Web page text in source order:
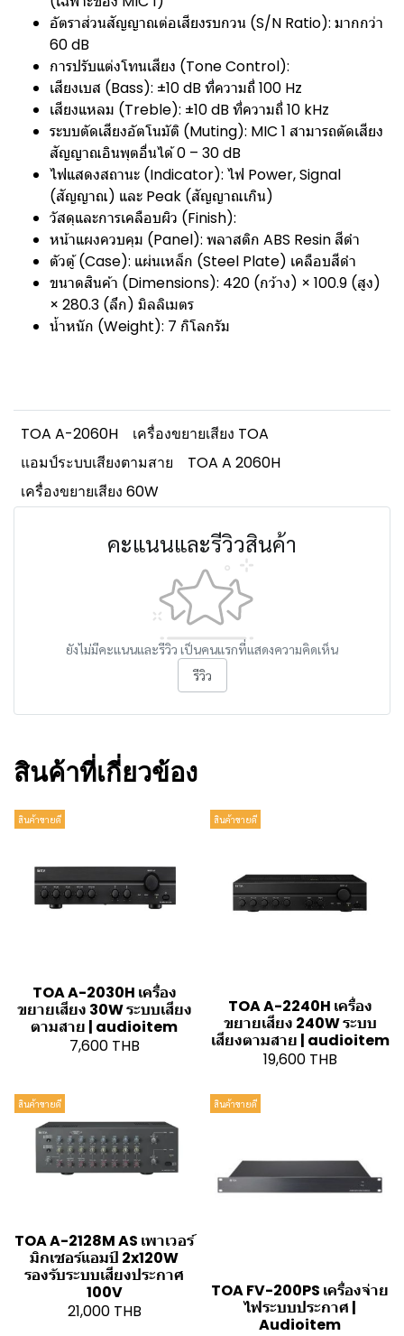
อัตราส่วนสัญญาณต่อเสียงรบกวน (S/N Ratio): มากกว่า
60 dB
การปรับแต่งโทนเสียง (Tone Control):
เสียงเบส (Bass): ±10 dB ที่ความถี่ 100 Hz
เสียงแหลม (Treble): ±10 dB ที่ความถี่ 10 kHz
ระบบตัดเสียงอัตโนมัติ (Muting): MIC 1 สามารถตัดเสียง
สัญญาณอินพุตอื่นได้ 0 – 30 dB
ไฟแสดงสถานะ (Indicator): ไฟ Power, Signal
(สัญญาณ) และ Peak (สัญญาณเกิน)
วัสดุและการเคลือบผิว (Finish):
หน้าแผงควบคุม (Panel): พลาสติก ABS Resin สีดำ
ตัวตู้ (Case): แผ่นเหล็ก (Steel Plate) เคลือบสีดำ
ขนาดสินค้า (Dimensions): 420 (กว้าง) × 100.9 (สูง)
× 280.3 (ลึก) มิลลิเมตร
น้ำหนัก (Weight): 7 กิโลกรัม
TOA A-2060H
เครื่องขยายเสียง TOA
แอมป์ระบบเสียงตามสาย
TOA A 2060H
เครื่องขยายเสียง 60W
คะแนนและรีวิวสินค้า
ยังไม่มีคะแนนและรีวิว เป็นคนแรกที่แสดงความคิดเห็น
รีวิว
สินค้าที่เกี่ยวข้อง
สินค้าขายดี
TOA A-2030H เครื่อง
ขยายเสียง 30W ระบบเสียง
ตามสาย | audioitem
7,600 THB
สินค้าขายดี
TOA A-2240H เครื่อง
ขยายเสียง 240W ระบบ
เสียงตามสาย | audioitem
19,600 THB
สินค้าขายดี
TOA A-2128M AS เพาเวอร์
มิกเซอร์แอมป์ 2x120W
รองรับระบบเสียงประกาศ
100V
21,000 THB
สินค้าขายดี
TOA FV-200PS เครื่องจ่าย
ไฟระบบประกาศ |
Audioitem